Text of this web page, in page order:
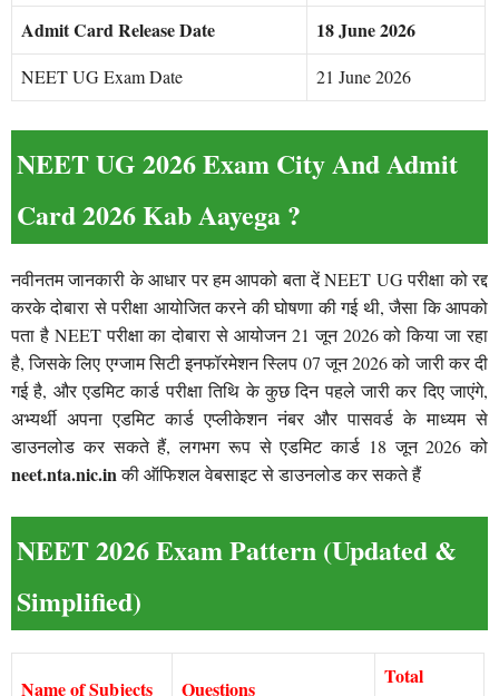
Admit Card Release Date 18 June 2026
NEET UG Exam Date 21 June 2026
NEET UG 2026 Exam City And Admit
Card 2026 Kab Aayega ?
नवीनतम जानकारी के आधार पर हम आपको बता दें NEET UG परीक्षा को रद्द
करके दोबारा से परीक्षा आयोजित करने की घोषणा की गई थी, जैसा कि आपको
पता है NEET परीक्षा का दोबारा से आयोजन 21 जून 2026 को किया जा रहा
है, जिसके लिए एग्जाम सिटी इनफॉरमेशन स्लिप 07 जून 2026 को जारी कर दी
गई है, और एडमिट कार्ड परीक्षा तिथि के कुछ दिन पहले जारी कर दिए जाएंगे,
अभ्यर्थी अपना एडमिट कार्ड एप्लीकेशन नंबर और पासवर्ड के माध्यम से
डाउनलोड कर सकते हैं, लगभग रूप से एडमिट कार्ड 18 जून 2026 को
neet.nta.nic.inकी ऑफिशल वेबसाइट से डाउनलोड कर सकते हैं
NEET 2026 Exam Pattern (Updated &
Simplified)
Name of Subjects Questions
Total